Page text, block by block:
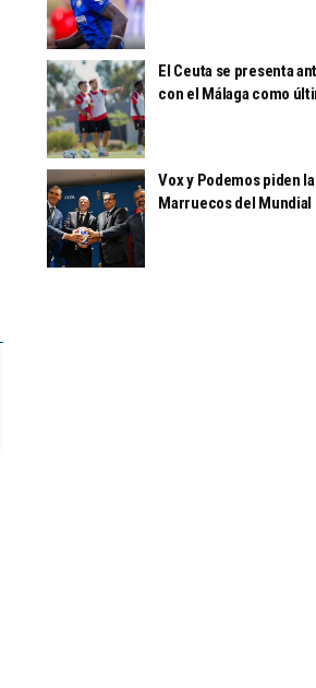
El Ceuta se presenta
con el Málaga como
Vox y Podemos piden
Marruecos del Mundial